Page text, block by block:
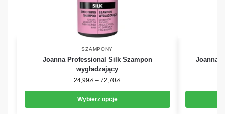
SZAMPONY
Joanna Professional Silk Szampon
wygładzający
24,99zł – 72,70zł
Wybierz opcje
Joanna